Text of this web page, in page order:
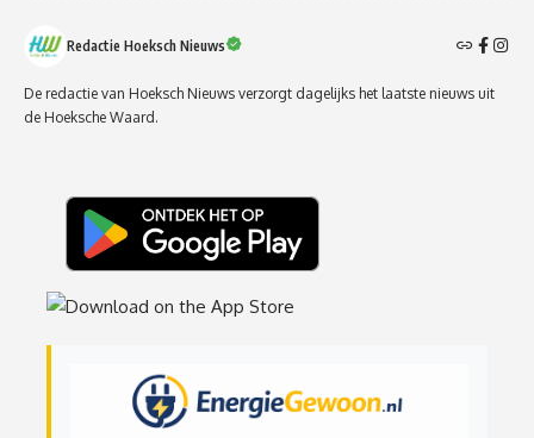
Redactie Hoeksch Nieuws
De redactie van Hoeksch Nieuws verzorgt dagelijks het laatste nieuws uit
de Hoeksche Waard.